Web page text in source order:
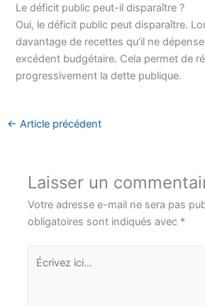
Le déficit public peut-il disparaître ?
Oui, le déficit public peut disparaître.
davantage de recettes qu’il ne
excédent budgétaire. Cela permet de
progressivement la dette publique.
← Article précédent
Laisser un
Votre adresse e-mail ne sera pas
obligatoires sont indiqués avec *
Écrivez
ici…